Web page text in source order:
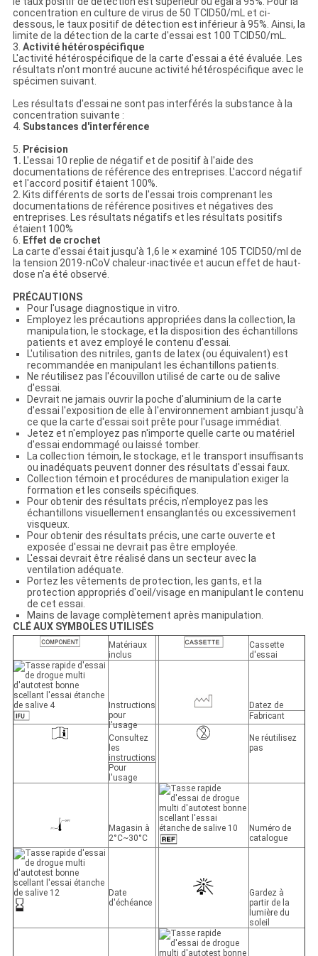
concentration en culture de virus de 50 TCID50/mL et ci-
dessous, le taux positif de détection est inférieur à 95%. Ainsi, la
limite de la détection de la carte d'essai est 100 TCID50/mL.
3. Activité hétérospécifique
L'activité hétérospécifique de la carte d'essai a été évaluée. Les
résultats n'ont montré aucune activité hétérospécifique avec le
spécimen suivant.
Les résultats d'essai ne sont pas interférés la substance à la
concentration suivante :
4. Substances d'interférence
5. Précision
1. L'essai 10 replie de négatif et de positif à l'aide des
documentations de référence des entreprises. L'accord négatif
et l'accord positif étaient 100%.
2. Kits différents de sorts de l'essai trois comprenant les
documentations de référence positives et négatives des
entreprises. Les résultats négatifs et les résultats positifs
étaient 100%
6. Effet de crochet
La carte d'essai était jusqu'à 1,6 le × examiné 105 TCID50/ml de
la tension 2019-nCoV chaleur-inactivée et aucun effet de haut-
dose n'a été observé.
PRÉCAUTIONS
Pour l'usage diagnostique in vitro.
Employez les précautions appropriées dans la collection, la
manipulation, le stockage, et la disposition des échantillons
patients et avez employé le contenu d'essai.
L'utilisation des nitriles, gants de latex (ou équivalent) est
recommandée en manipulant les échantillons patients.
Ne réutilisez pas l'écouvillon utilisé de carte ou de salive
d'essai.
Devrait ne jamais ouvrir la poche d'aluminium de la carte
d'essai l'exposition de elle à l'environnement ambiant jusqu'à
ce que la carte d'essai soit prête pour l'usage immédiat.
Jetez et n'employez pas n'importe quelle carte ou matériel
d'essai endommagé ou laissé tomber.
La collection témoin, le stockage, et le transport insuffisants
ou inadéquats peuvent donner des résultats d'essai faux.
Collection témoin et procédures de manipulation exiger la
formation et les conseils spécifiques.
Pour obtenir des résultats précis, n'employez pas les
échantillons visuellement ensanglantés ou excessivement
visqueux.
Pour obtenir des résultats précis, une carte ouverte et
exposée d'essai ne devrait pas être employée.
L'essai devrait être réalisé dans un secteur avec la
ventilation adéquate.
Portez les vêtements de protection, les gants, et la
protection appropriés d'oeil/visage en manipulant le contenu
de cet essai.
Mains de lavage complètement après manipulation.
CLÉ AUX SYMBOLES UTILISÉS
Matériaux
inclus
Cassette
d'essai
Instructions
pour
l'usage
Datez de
Fabricant
Consultez
les
instructions
Ne réutilisez
pas
Pour
l'usage
Magasin à
2°C~30°C
Numéro de
catalogue
Date
d'échéance
Gardez à
partir de la
lumière du
soleil